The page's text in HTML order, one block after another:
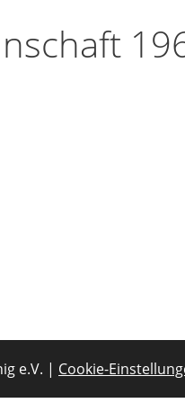
e.V. | Cookie-